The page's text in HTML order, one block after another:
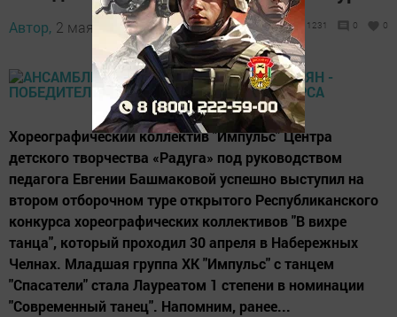
Автор, 2 мая 2017 - 05:51 1231 0 0
Хореографический коллектив "Импульс" Центра
детского творчества «Радуга» под руководством
педагога Евгении Башмаковой успешно выступил на
втором отборочном туре открытого Республиканского
конкурса хореографических коллективов "В вихре
танца", который проходил 30 апреля в Набережных
Челнах. Младшая группа ХК "Импульс" с танцем
"Спасатели" стала Лауреатом 1 степени в номинации
"Современный танец". Напомним, ранее...